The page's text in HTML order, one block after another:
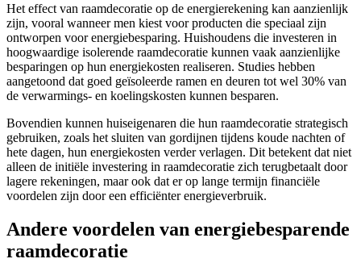
Het effect van raamdecoratie op de energierekening kan aanzienlijk
zijn, vooral wanneer men kiest voor producten die speciaal zijn
ontworpen voor energiebesparing. Huishoudens die investeren in
hoogwaardige isolerende raamdecoratie kunnen vaak aanzienlijke
besparingen op hun energiekosten realiseren. Studies hebben
aangetoond dat goed geïsoleerde ramen en deuren tot wel 30% van
de verwarmings- en koelingskosten kunnen besparen.
Bovendien kunnen huiseigenaren die hun raamdecoratie strategisch
gebruiken, zoals het sluiten van gordijnen tijdens koude nachten of
hete dagen, hun energiekosten verder verlagen. Dit betekent dat niet
alleen de initiële investering in raamdecoratie zich terugbetaalt door
lagere rekeningen, maar ook dat er op lange termijn financiële
voordelen zijn door een efficiënter energieverbruik.
Andere voordelen van energiebesparende
raamdecoratie